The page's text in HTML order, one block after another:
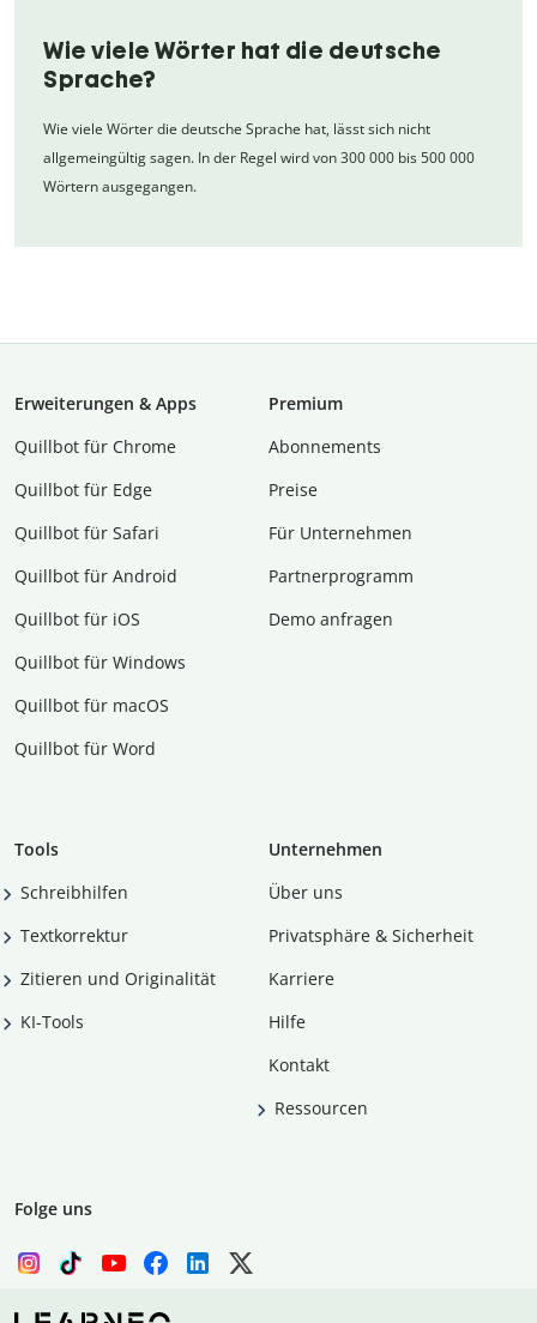
Wie viele Wörter hat die deutsche
Sprache?
Wie viele Wörter die deutsche Sprache hat, lässt sich nicht
allgemeingültig sagen. In der Regel wird von 300 000 bis 500 000
Wörtern ausgegangen.
Erweiterungen & Apps
Quillbot für Chrome
Quillbot für Edge
Quillbot für Safari
Quillbot für Android
Quillbot für iOS
Quillbot für Windows
Quillbot für macOS
Quillbot für Word
Premium
Abon­ne­ments
Preise
Für Unternehmen
Partnerprogramm
Demo anfragen
Tools
Schreibhilfen
Textkorrektur
Zitieren und Originalität
KI-Tools
Unternehmen
Über uns
Privatsphäre & Sicherheit
Karriere
Hilfe
Kontakt
Ressourcen
Folge uns